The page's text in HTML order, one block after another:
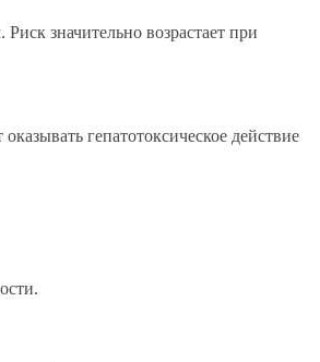
значительно возрастает при
гепатотоксическое действие